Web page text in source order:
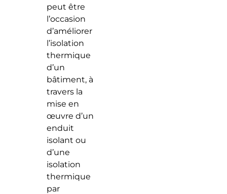
peut être
l’occasion
d’améliorer
l’isolation
thermique
d’un
bâtiment, à
travers la
mise en
œuvre d’un
enduit
isolant ou
d’une
isolation
thermique
par